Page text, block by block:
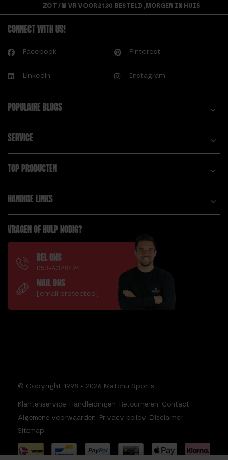
ZO T/M VR VOOR 21.30 BESTELD, MORGEN IN HUIS
CONNECT WITH US!
Facebook Pinterest
Linkedin Instagram
POPULAIRE BLOGS
SERVICE
TOP PRODUCTEN
HANDIGE LINKS
VRAGEN OF HULP NODIG?
BEL ONS
053-4328424
MAIL ONS
[email protected]
© Copyright 1998 - 2026 Matchu Sports
Klantenservice Handleidingen Retourneren Contact
Algemene voorwaarden Privacy policy Disclaimer
Sitemap